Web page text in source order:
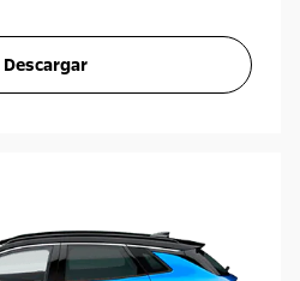
Descargar